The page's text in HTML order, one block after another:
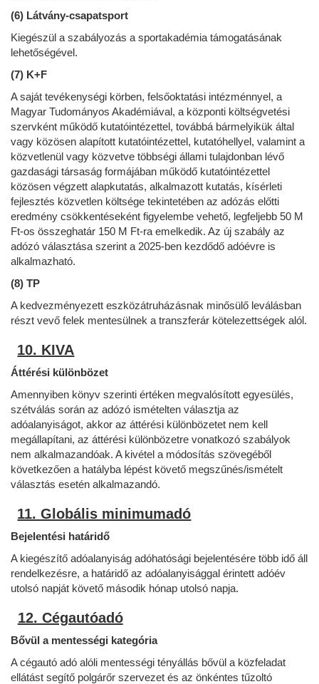
(6) Látvány-csapatsport
Kiegészül a szabályozás a sportakadémia támogatásának
lehetőségével.
(7) K+F
A saját tevékenységi körben, felsőoktatási intézménnyel, a
Magyar Tudományos Akadémiával, a központi költségvetési
szervként működő kutatóintézettel, továbbá bármelyikük által
vagy közösen alapított kutatóintézettel, kutatóhellyel, valamint a
közvetlenül vagy közvetve többségi állami tulajdonban lévő
gazdasági társaság formájában működő kutatóintézettel
közösen végzett alapkutatás, alkalmazott kutatás, kísérleti
fejlesztés közvetlen költsége tekintetében az adózás előtti
eredmény csökkentéseként figyelembe vehető, legfeljebb 50 M
Ft-os összeghatár 150 M Ft-ra emelkedik. Az új szabály az
adózó választása szerint a 2025-ben kezdődő adóévre is
alkalmazható.
(8) TP
A kedvezményezett eszközátruházásnak minősülő leválásban
részt vevő felek mentesülnek a transzferár kötelezettségek alól.
10. KIVA
Áttérési különbözet
Amennyiben könyv szerinti értéken megvalósított egyesülés,
szétválás során az adózó ismételten választja az
adóalanyiságot, akkor az áttérési különbözetet nem kell
megállapítani, az áttérési különbözetre vonatkozó szabályok
nem alkalmazandóak. A kivétel a módosítás szövegéből
következően a hatályba lépést követő megszűnés/ismételt
választás esetén alkalmazandó.
11. Globális minimumadó
Bejelentési határidő
A kiegészítő adóalanyiság adóhatósági bejelentésére több idő áll
rendelkezésre, a határidő az adóalanyisággal érintett adóév
utolsó napját követő második hónap utolsó napja.
12. Cégautóadó
Bővül a mentességi kategória
A cégautó adó alóli mentességi tényállás bővül a közfeladat
ellátást segítő polgárőr szervezet és az önkéntes tűzoltó